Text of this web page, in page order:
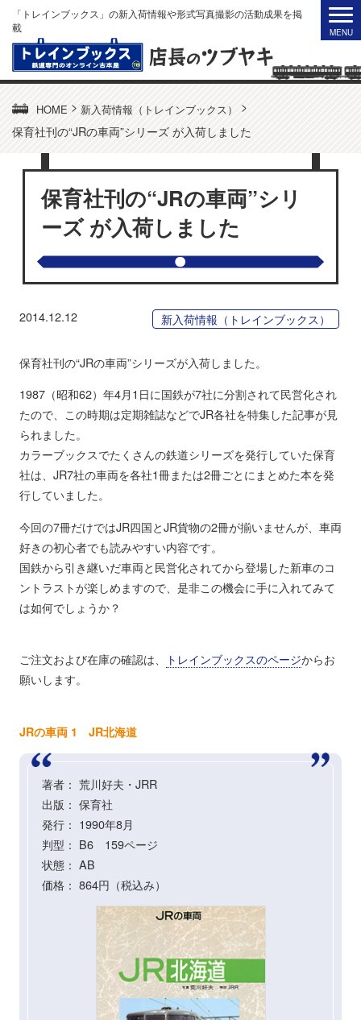
「トレインブックス」の新入荷情報や形式写真撮影の活動成果を掲
載
HOME > 新入荷情報（トレインブックス）
>
保育社刊の“JRの車両”シリーズ が入荷しました
保育社刊の“JRの車両”シリ
ーズ が入荷しました
2014.12.12 新入荷情報（トレインブックス）
保育社刊の“JRの車両”シリーズが入荷しました。
1987（昭和62）年4月1日に国鉄が7社に分割されて民営化され
たので、この時期は定期雑誌などでJR各社を特集した記事が見
られました。
カラーブックスでたくさんの鉄道シリーズを発行していた保育
社は、JR7社の車両を各社1冊または2冊ごとにまとめた本を発
行していました。
今回の7冊だけではJR四国とJR貨物の2冊が揃いませんが、車両
好きの初心者でも読みやすい内容です。
国鉄から引き継いだ車両と民営化されてから登場した新車のコ
ントラストが楽しめますので、是非この機会に手に入れてみて
は如何でしょうか？
ご注文および在庫の確認は、 トレインブックスのページからお
願いします。
JRの車両 1 JR北海道
著者： 荒川好夫・JRR
出版： 保育社
発行： 1990年8月
判型： B6 159ページ
状態： AB
価格： 864円（税込み）